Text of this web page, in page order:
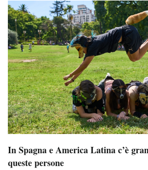
In Spagna e America Latina c’è
queste persone